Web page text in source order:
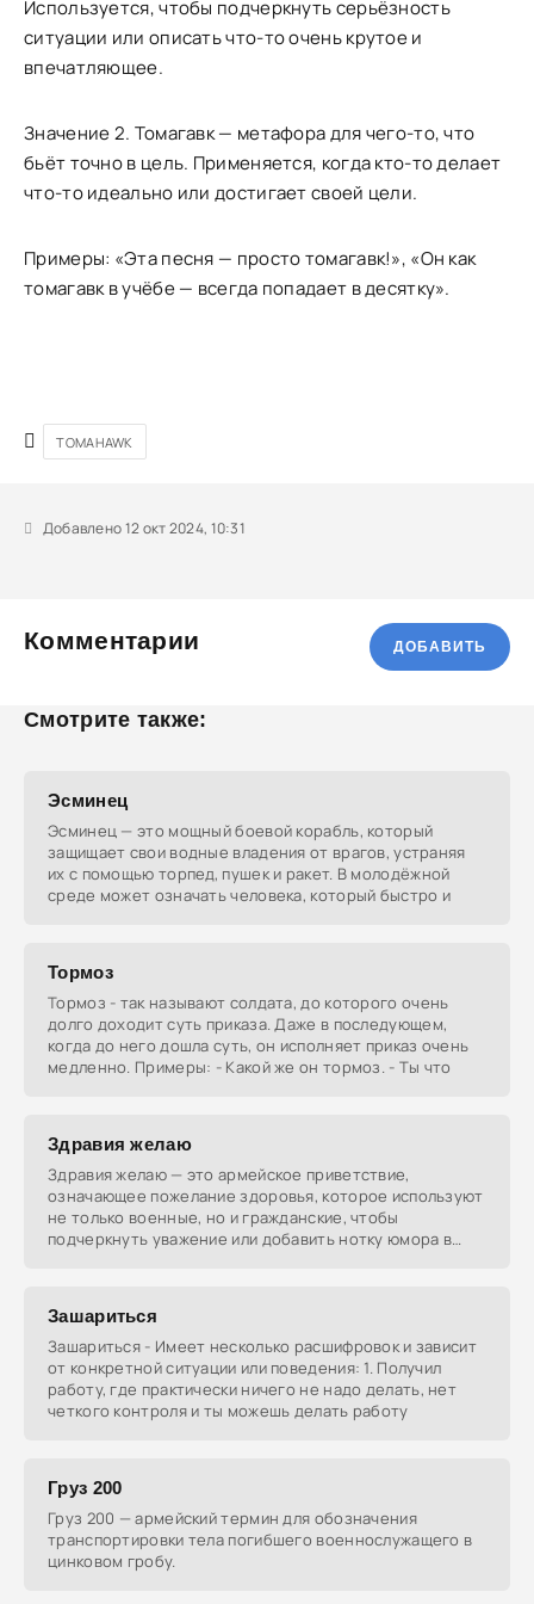
Используется, чтобы подчеркнуть серьёзность
ситуации или описать что-то очень крутое и
впечатляющее.
Значение 2. Томагавк — метафора для чего-то, что
бьёт точно в цель. Применяется, когда кто-то делает
что-то идеально или достигает своей цели.
Примеры: «Эта песня — просто томагавк!», «Он как
томагавк в учёбе — всегда попадает в десятку».
TOMAHAWK
Добавлено 12 окт 2024, 10:31
Комментарии ДОБАВИТЬ
Смотрите также:
Эсминец
Эсминец — это мощный боевой корабль, который
защищает свои водные владения от врагов, устраняя
их с помощью торпед, пушек и ракет. В молодёжной
среде может означать человека, который быстро и
Тоpмоз
Тоpмоз - так называют солдата, до которого очень
долго доходит суть приказа. Даже в последующем,
когда до него дошла суть, он исполняет приказ очень
медленно. Примеры: - Какой же он тормоз. - Ты что
Здравия желаю
Здравия желаю — это армейское приветствие,
означающее пожелание здоровья, которое используют
не только военные, но и гражданские, чтобы
подчеркнуть уважение или добавить нотку юмора в
Зашаpиться
Зашаpиться - Имеет несколько расшифровок и зависит
от конкретной ситуации или поведения: 1. Получил
работу, где практически ничего не надо делать, нет
четкого контроля и ты можешь делать работу
Груз 200
Груз 200 — армейский термин для обозначения
транспортировки тела погибшего военнослужащего в
цинковом гробу.